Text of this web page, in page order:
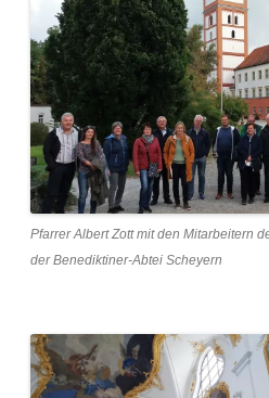
Pfarrer Albert Zott mit den Mitarbeitern
der Benediktiner-Abtei Scheyern